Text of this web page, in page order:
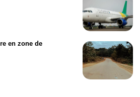
en zone de